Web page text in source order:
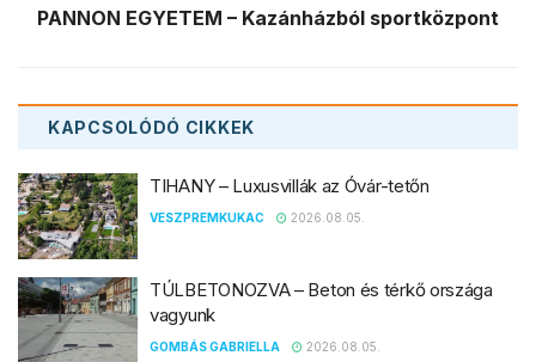
PANNON EGYETEM – Kazánházból sportközpont
KAPCSOLÓDÓ CIKKEK
TIHANY – Luxusvillák az Óvár-tetőn
VESZPREMKUKAC 2026.08.05.
TÚLBETONOZVA – Beton és térkő országa
vagyunk
GOMBÁS GABRIELLA 2026.08.05.